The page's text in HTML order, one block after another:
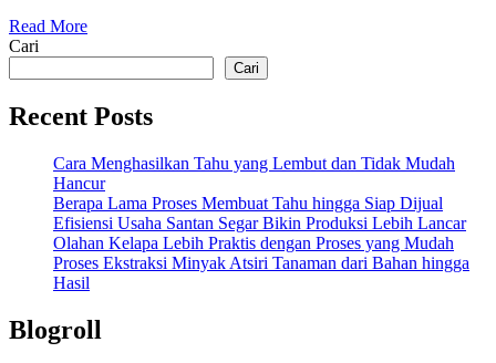
Read More
Cari
Cari
Recent Posts
Cara Menghasilkan Tahu yang Lembut dan Tidak Mudah
Hancur
Berapa Lama Proses Membuat Tahu hingga Siap Dijual
Efisiensi Usaha Santan Segar Bikin Produksi Lebih Lancar
Olahan Kelapa Lebih Praktis dengan Proses yang Mudah
Proses Ekstraksi Minyak Atsiri Tanaman dari Bahan hingga
Hasil
Blogroll